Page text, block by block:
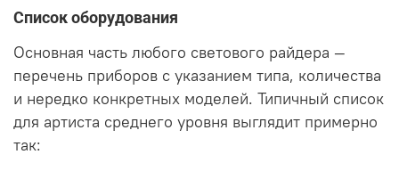
Список оборудования
Основная часть любого светового райдера —
перечень приборов с указанием типа, количества
и нередко конкретных моделей. Типичный список
для артиста среднего уровня выглядит примерно
так: